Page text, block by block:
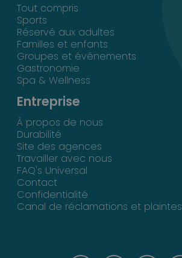
Tout compris
Sports
Réservé aux adultes
Familles et enfants
Groupes et événements
Gastronomie
Spa & Wellness
Entreprise
À propos de nous
Durabilité
Site des agences
Travailler avec nous
FAQ's Universal
Contact
Confidentialité
Canal de réclamations et plaintes